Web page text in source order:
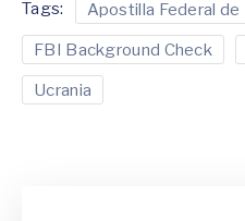
Tags: Apostilla Federal
FBI Background Check
Ucrania